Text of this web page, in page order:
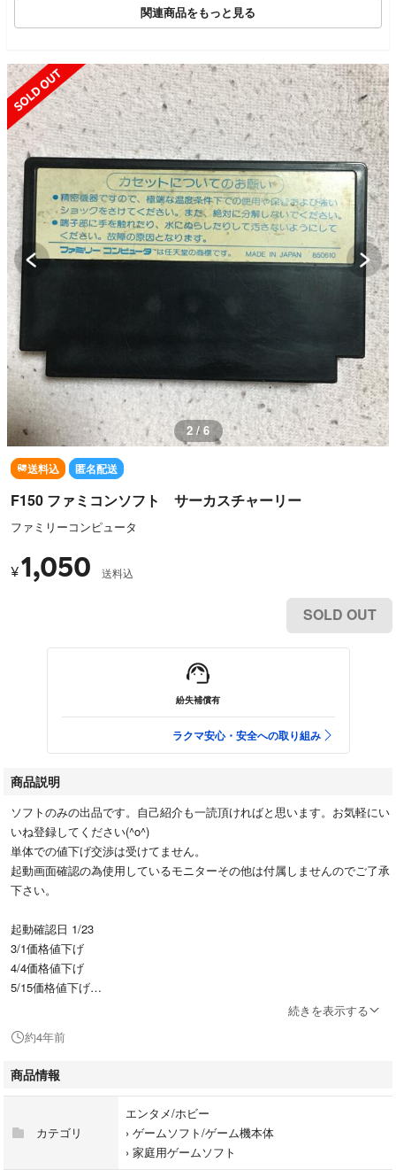
関連商品をもっと見る
SOLD OUT
2 / 6
送料込 匿名配送
F150 ファミコンソフト サーカスチャーリー
ファミリーコンピュータ
¥1,050 送料込
SOLD OUT
紛失補償有
ラクマ安心・安全への取り組み
商品説明
ソフトのみの出品です。自己紹介も一読頂ければと思います。お気軽にい
いね登録してください(^o^)
単体での値下げ交渉は受けてません。
起動画面確認の為使用しているモニターその他は付属しませんのでご了承
下さい。
起動確認日 1/23
3/1価格値下げ
4/4価格値下げ
5/15価格値下げ
セーブがあるゲームの場合電池残量などは不明の為保証は出来ませんので
その点ご了承下さい。
商品の状態は写真をご確認ください。ファミコン互換機では起動確認致し
発送は濡れないよう袋に入れてエアークッションで包み、封筒へ入れて定
形外にて発送致します。
続きを表示する
約4年前
商品情報
カテゴリ
エンタメ/ホビー
› ゲームソフト/ゲーム機本体
› 家庭用ゲームソフト